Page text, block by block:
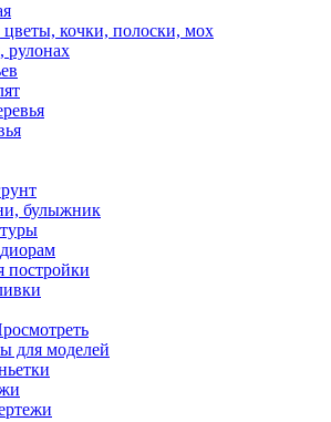
кочки, полоски, мох
рулонах
булыжник
постройки
для моделей